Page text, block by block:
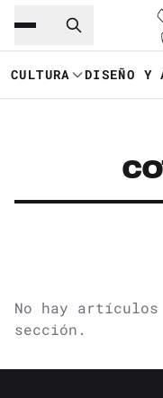
Saltar al
CULTURA DISEÑO Y
No hay
sección.